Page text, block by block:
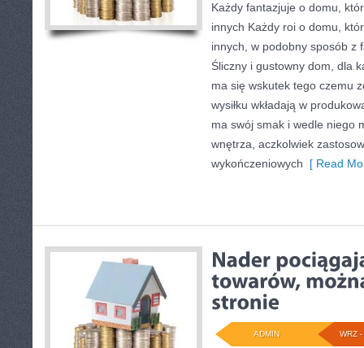
Każdy fantazjuje o domu,
innych Każdy roi o domu,
innych, w podobny sposób z
Śliczny i gustowny dom, dla
ma się wskutek tego czemu
wysiłku wkładają w
ma swój smak i wedle niego
wnętrza, aczkolwiek
wykończeniowych [ Read
WRZ
ADMIN